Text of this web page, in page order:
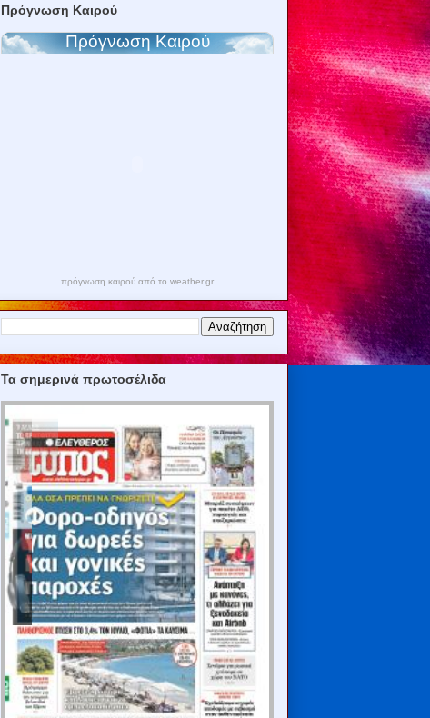
Πρόγνωση Καιρού
πρόγνωση καιρού από το weather.gr
Τα σημερινά πρωτοσέλιδα